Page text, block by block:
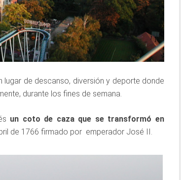
lugar de descanso, diversión y deporte donde
durante los fines de semana.
un coto de caza que se transformó en
de 1766 firmado por emperador José II.